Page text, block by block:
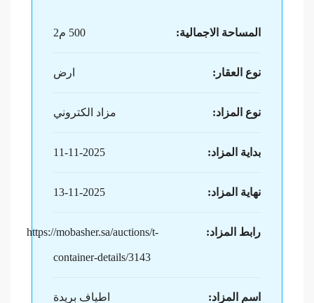
المساحة الاجمالية: 500 م2
نوع العقار: ارض
نوع المزاد: مزاد الكتروني
بداية المزاد: 11-11-2025
نهاية المزاد: 13-11-2025
رابط المزاد: https://mobasher.sa/auctions/t-
container-details/3143
اسم المزاد: اطياف بريدة